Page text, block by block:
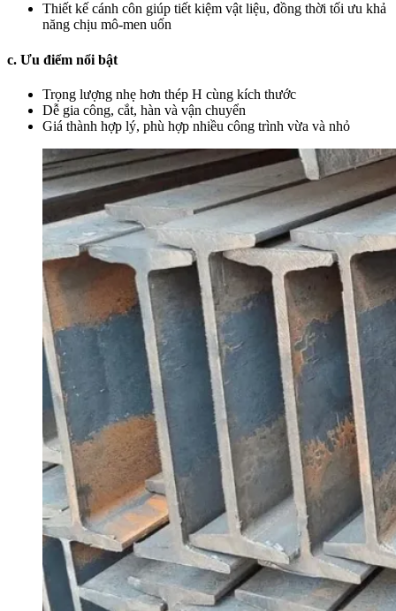
Thiết kế cánh côn giúp tiết kiệm vật liệu, đồng thời tối ưu khả
năng chịu mô-men uốn
c. Ưu điểm nổi bật
Trọng lượng nhẹ hơn thép H cùng kích thước
Dễ gia công, cắt, hàn và vận chuyển
Giá thành hợp lý, phù hợp nhiều công trình vừa và nhỏ